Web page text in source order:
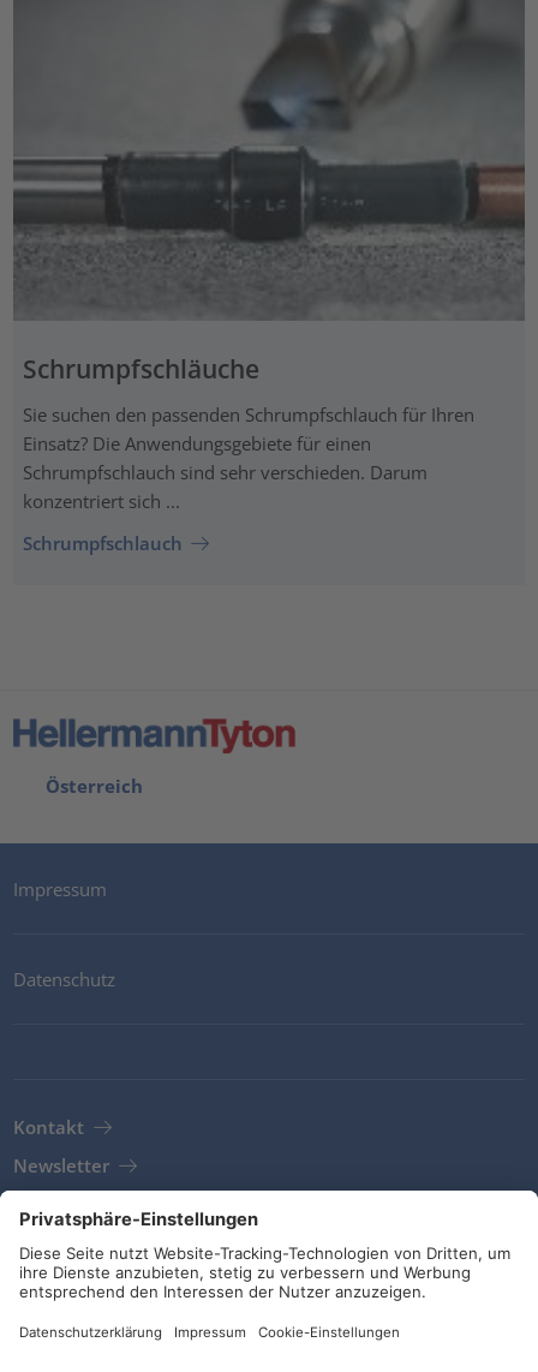
Schrumpfschläuche
Sie suchen den passenden Schrumpfschlauch für Ihren
Einsatz? Die Anwendungsgebiete für einen
Schrumpfschlauch sind sehr verschieden. Darum
konzentriert sich ...
Schrumpfschlauch
Österreich
Impressum
Datenschutz
Kontakt
Newsletter
AGB
Richtlinien und Bekenntnisse
Soziale Medien